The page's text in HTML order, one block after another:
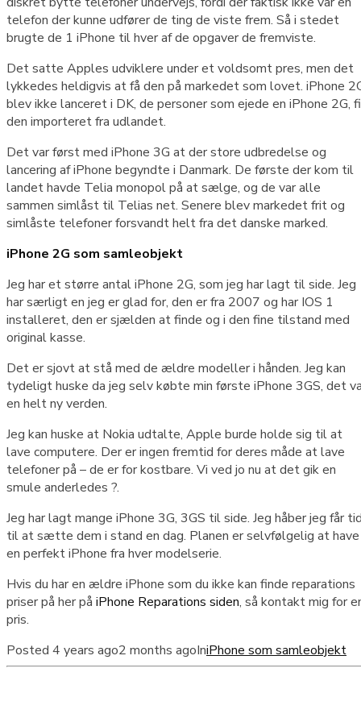
telefon der kunne udfører de ting de viste frem. Så i stedet
brugte de 1 iPhone til hver af de opgaver de fremviste.
Det satte Apples udviklere under et voldsomt pres, men det
lykkedes heldigvis at få den på markedet som lovet. iPhone
blev ikke lanceret i DK, de personer som ejede en iPhone 2G,
den importeret fra udlandet.
Det var først med iPhone 3G at der store udbredelse og
lancering af iPhone begyndte i Danmark. De første der kom til
landet havde Telia monopol på at sælge, og de var alle
sammen simlåst til Telias net. Senere blev markedet frit og
simlåste telefoner forsvandt helt fra det danske marked.
iPhone 2G som samleobjekt
Jeg har et større antal iPhone 2G, som jeg har lagt til side. Jeg
har særligt en jeg er glad for, den er fra 2007 og har IOS 1
installeret, den er sjælden at finde og i den fine tilstand med
original kasse.
Det er sjovt at stå med de ældre modeller i hånden. Jeg kan
tydeligt huske da jeg selv købte min første iPhone 3GS, det
en helt ny verden.
Jeg kan huske at Nokia udtalte, Apple burde holde sig til at
lave computere. Der er ingen fremtid for deres måde at lave
telefoner på – de er for kostbare. Vi ved jo nu at det gik en
smule anderledes ?.
Jeg har lagt mange iPhone 3G, 3GS til side. Jeg håber jeg får
til at sætte dem i stand en dag. Planen er selvfølgelig at have
en perfekt iPhone fra hver modelserie.
Hvis du har en ældre iPhone som du ikke kan finde reparations
priser på her på iPhone Reparations siden, så kontakt mig for
pris.
Posted 4 years ago2 months agoIniPhone som samleobjekt